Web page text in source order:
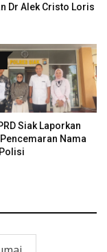
Dr Alek Cristo Loris
Siak Laporkan
Nama